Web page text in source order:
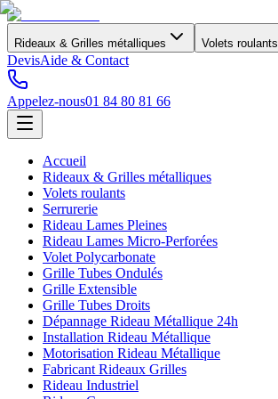
Rideaux & Grilles métalliques Volets roulants
DevisAide & Contact
Appelez-nous01 84 80 81 66
Accueil
Rideaux & Grilles métalliques
Volets roulants
Serrurerie
Rideau Lames Pleines
Rideau Lames Micro-Perforées
Volet Polycarbonate
Grille Tubes Ondulés
Grille Extensible
Grille Tubes Droits
Dépannage Rideau Métallique 24h
Installation Rideau Métallique
Motorisation Rideau Métallique
Fabricant Rideaux Grilles
Rideau Industriel